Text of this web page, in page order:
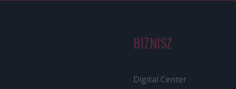
BIZNISZ
Digital Center